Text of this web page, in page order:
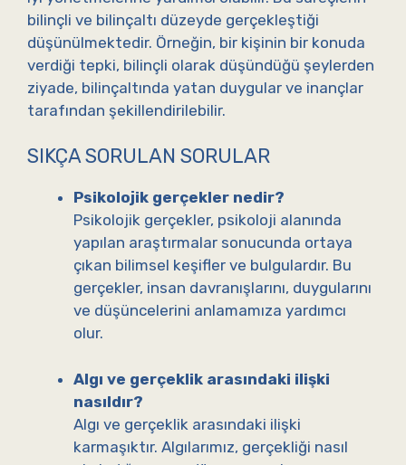
bilinçli ve bilinçaltı düzeyde gerçekleştiği
düşünülmektedir. Örneğin, bir kişinin bir konuda
verdiği tepki, bilinçli olarak düşündüğü şeylerden
ziyade, bilinçaltında yatan duygular ve inançlar
tarafından şekillendirilebilir.
SIKÇA SORULAN SORULAR
Psikolojik gerçekler nedir?
Psikolojik gerçekler, psikoloji alanında
yapılan araştırmalar sonucunda ortaya
çıkan bilimsel keşifler ve bulgulardır. Bu
gerçekler, insan davranışlarını, duygularını
ve düşüncelerini anlamamıza yardımcı
olur.
Algı ve gerçeklik arasındaki ilişki
nasıldır?
Algı ve gerçeklik arasındaki ilişki
karmaşıktır. Algılarımız, gerçekliği nasıl